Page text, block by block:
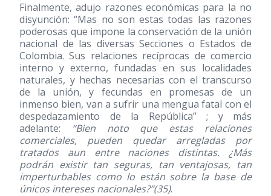
Finalmente, adujo razones económicas para la no
disyunción: “Mas no son estas todas las razones
poderosas que impone la conservación de la unión
nacional de las diversas Secciones o Estados de
Colombia. Sus relaciones recíprocas de comercio
interno y externo, fundadas en sus localidades
naturales, y hechas necesarias con el transcurso
de la unión, y fecundas en promesas de un
inmenso bien, van a sufrir una mengua fatal con el
despedazamiento de la República” ; y más
adelante: “Bien noto que estas relaciones
comerciales, pueden quedar arregladas por
tratados aun entre naciones distintas. ¿Más
podrán existir tan seguras, tan ventajosas, tan
imperturbables como lo están sobre la base de
únicos intereses nacionales?”(35).